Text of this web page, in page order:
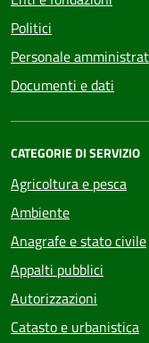
Politici
Personale
Documenti e dati
CATEGORIE DI SERVIZIO
Agricoltura e pesca
Ambiente
Anagrafe e stato civile
Appalti pubblici
Autorizzazioni
Catasto e urbanistica